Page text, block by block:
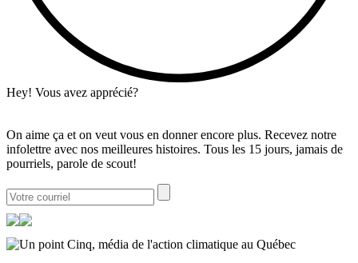
Hey! Vous avez apprécié?
On aime ça et on veut vous en donner encore plus. Recevez notre
infolettre avec nos meilleures histoires. Tous les 15 jours, jamais de
pourriels, parole de scout!